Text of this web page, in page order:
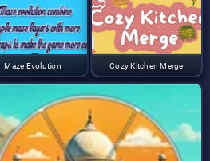
Maze Evolution Cozy Kitchen Merge